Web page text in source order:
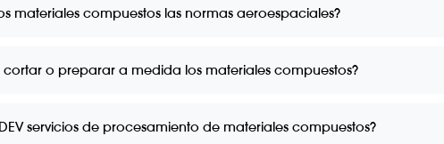
materiales compuestos las normas aeroespaciales?
cortar o preparar a medida los materiales compuestos?
servicios de procesamiento de materiales compuestos?